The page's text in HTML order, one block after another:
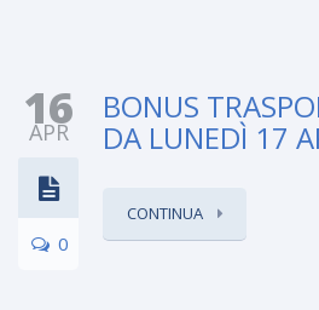
16
APR
0
BONUS
DA LUNEDÌ 17
CONTINUA